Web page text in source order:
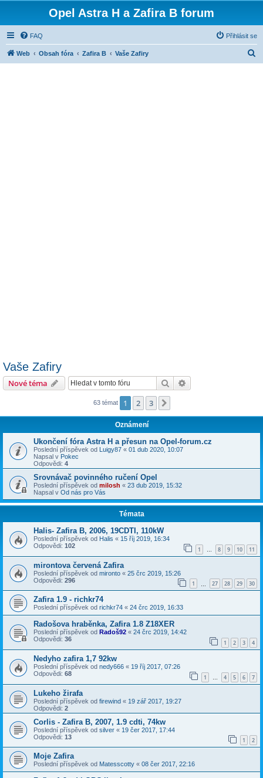
Opel Astra H a Zafira B forum
FAQ Přihlásit se
Web Obsah fóra Zafira B Vaše Zafiry
Vaše Zafiry
Nové téma Hledat
63 témat 1 2 3
Oznámení
Ukončení fóra Astra H a přesun na Opel-forum.cz
Poslední příspěvek od Luigy87 « 01 dub 2020, 10:07
Napsal v Pokec
Odpovědi: 4
Srovnávač povinného ručení Opel
Poslední příspěvek od milosh « 23 dub 2019, 15:32
Napsal v Od nás pro Vás
Témata
Halis- Zafira B, 2006, 19CDTI, 110kW
Poslední příspěvek od Halis « 15 říj 2019, 16:34
Odpovědi: 102 1 … 8 9 10 11
mirontova červená Zafira
Poslední příspěvek od mironto « 25 črc 2019, 15:26
Odpovědi: 296 1 27 28 29 30
Zafira 1.9 - richkr74
Poslední příspěvek od richkr74 « 24 črc 2019, 16:33
Radošova hraběnka, Zafira 1.8 Z18XER
Poslední příspěvek od Radoš92 « 24 črc 2019, 14:42
Odpovědi: 36 1 2 3 4
Nedyho zafira 1,7 92kw
Poslední příspěvek od nedy666 « 19 říj 2017, 07:26
Odpovědi: 68 1 … 4 5 6 7
Lukeho žirafa
Poslední příspěvek od firewind « 19 zář 2017, 19:27
Odpovědi: 2
Corlis - Zafira B, 2007, 1.9 cdti, 74kw
Poslední příspěvek od silver « 19 čer 2017, 17:44
Odpovědi: 13 1 2
Moje Zafira
Poslední příspěvek od Matesscotty « 08 čer 2017, 22:16